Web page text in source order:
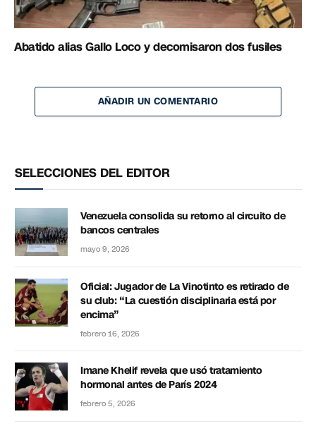
Abatido alias Gallo Loco y decomisaron dos fusiles
AÑADIR UN COMENTARIO
SELECCIONES DEL EDITOR
Venezuela consolida su retorno al circuito de
bancos centrales
mayo 9, 2026
Oficial: Jugador de La Vinotinto es retirado de
su club: “La cuestión disciplinaria está por
encima”
febrero 16, 2026
Imane Khelif revela que usó tratamiento
hormonal antes de París 2024
febrero 5, 2026